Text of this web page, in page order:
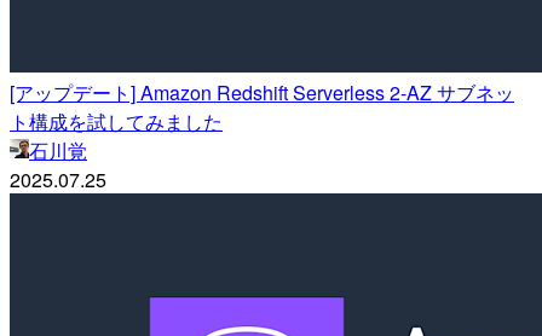
[アップデート] Amazon Redshift Serverless 2-AZ サブネッ
ト構成を試してみました
石川覚
2025.07.25